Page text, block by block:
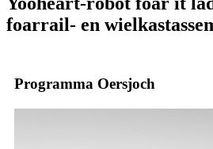
foarrail- en
Programma Oersjoch